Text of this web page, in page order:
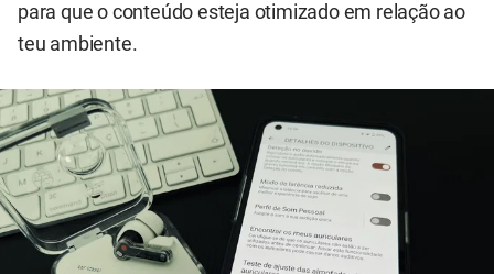
para que o conteúdo esteja otimizado em relação ao
teu ambiente.